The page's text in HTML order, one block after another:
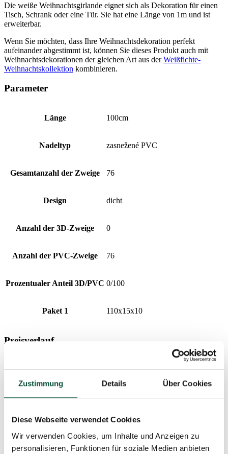
Zustimmung Details Über Cookies
Diese Webseite verwendet Cookies
Wir verwenden Cookies, um Inhalte und Anzeigen zu
personalisieren, Funktionen für soziale Medien anbieten
Die weiße Weihnachtsgirlande eignet sich als Dekoration für einen
Tisch, Schrank oder eine Tür. Sie hat eine Länge von 1m und ist
erweiterbar.
Wenn Sie möchten, dass Ihre Weihnachtsdekoration perfekt
aufeinander abgestimmt ist, können Sie dieses Produkt auch mit
Weihnachtsdekorationen der gleichen Art aus derWeißfichte-
Weihnachtskollektion kombinieren.
Parameter
Länge 100cm
Nadeltyp zasnežené PVC
Gesamtanzahl der Zweige 76
Design dicht
Anzahl der 3D-Zweige 0
Anzahl der PVC-Zweige 76
Prozentualer Anteil 3D/PVC 0/100
Paket 1 110x15x10
Preisverlauf
Produktparameter
Nadeltyp zasnežené PVC